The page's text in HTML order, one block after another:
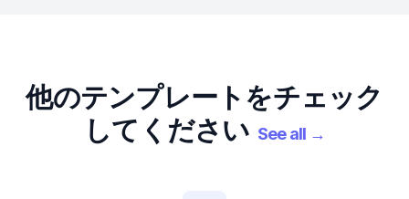
他のテンプレートをチェック
してください See all →